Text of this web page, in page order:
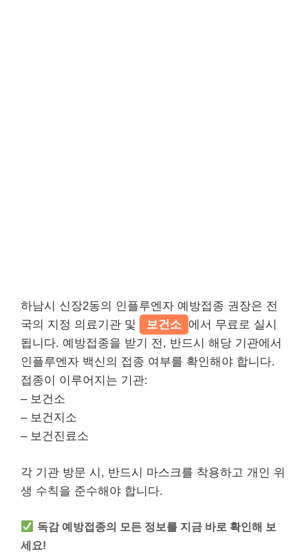
하남시 신장2동의 인플루엔자 예방접종 권장은 전
국의 지정 의료기관 및
보건소 에서 무료로 실시
됩니다. 예방접종을 받기 전, 반드시 해당 기관에서
인플루엔자 백신의 접종 여부를 확인해야 합니다.
접종이 이루어지는 기관:
– 보건소
– 보건지소
– 보건진료소
각 기관 방문 시, 반드시 마스크를 착용하고 개인 위
생 수칙을 준수해야 합니다.
독감 예방접종의 모든 정보를 지금 바로 확인해 보
세요!